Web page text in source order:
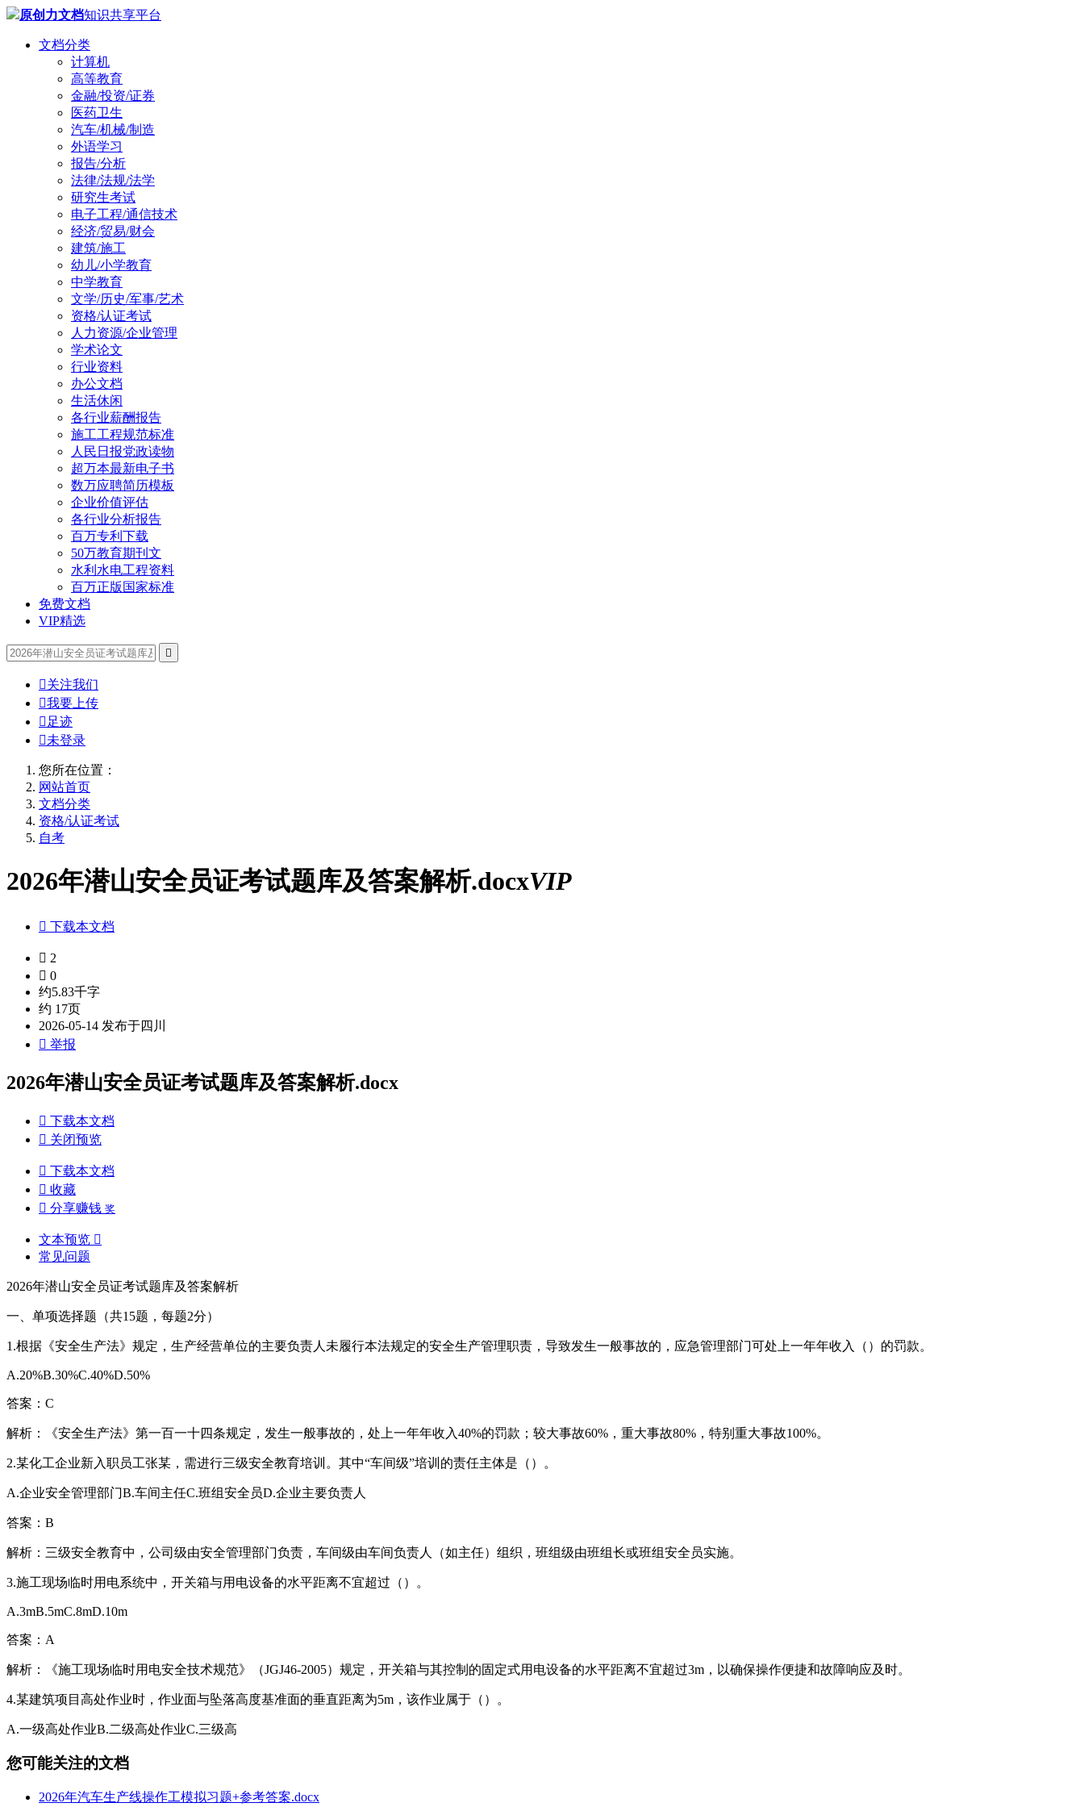
原创力文档知识共享平台
文档分类
计算机
高等教育
金融/投资/证券
医药卫生
汽车/机械/制造
外语学习
报告/分析
法律/法规/法学
研究生考试
电子工程/通信技术
经济/贸易/财会
建筑/施工
幼儿/小学教育
中学教育
文学/历史/军事/艺术
资格/认证考试
人力资源/企业管理
学术论文
行业资料
办公文档
生活休闲
各行业薪酬报告
施工工程规范标准
人民日报党政读物
超万本最新电子书
数万应聘简历模板
企业价值评估
各行业分析报告
百万专利下载
50万教育期刊文
水利水电工程资料
百万正版国家标准
免费文档
VIP精选

关注我们
我要上传
 足迹
未登录
您所在位置：
网站首页
文档分类
资格/认证考试
自考
2026年潜山安全员证考试题库及答案解析.docxVIP
 下载本文档
 2
 0
约5.83千字
约 17页
2026-05-14 发布于四川
 举报
2026年潜山安全员证考试题库及答案解析.docx
 下载本文档
 关闭预览
 下载本文档
 收藏
 分享赚钱 奖
文本预览 
常见问题
2026年潜山安全员证考试题库及答案解析
一、单项选择题（共15题，每题2分）
1.根据《安全生产法》规定，生产经营单位的主要负责人未履行本法规定的安全生产管理职责，导致发生一般事故的，应急管理部门可处上一年年收入（）的罚款。
A.20%B.30%C.40%D.50%
答案：C
解析：《安全生产法》第一百一十四条规定，发生一般事故的，处上一年年收入40%的罚款；较大事故60%，重大事故80%，特别重大事故100%。
2.某化工企业新入职员工张某，需进行三级安全教育培训。其中“车间级”培训的责任主体是（）。
A.企业安全管理部门B.车间主任C.班组安全员D.企业主要负责人
答案：B
解析：三级安全教育中，公司级由安全管理部门负责，车间级由车间负责人（如主任）组织，班组级由班组长或班组安全员实施。
3.施工现场临时用电系统中，开关箱与用电设备的水平距离不宜超过（）。
A.3mB.5mC.8mD.10m
答案：A
解析：《施工现场临时用电安全技术规范》（JGJ46-2005）规定，开关箱与其控制的固定式用电设备的水平距离不宜超过3m，以确保操作便捷和故障响应及时。
4.某建筑项目高处作业时，作业面与坠落高度基准面的垂直距离为5m，该作业属于（）。
A.一级高处作业B.二级高处作业C.三级高
您可能关注的文档
2026年汽车生产线操作工模拟习题+参考答案.docx